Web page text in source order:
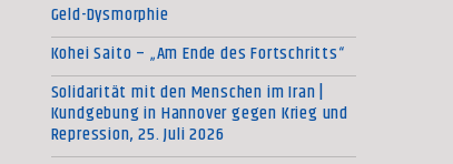
Geld-Dysmorphie
Kohei Saito – „Am Ende des Fortschritts“
Solidarität mit den Menschen im Iran |
Kundgebung in Hannover gegen Krieg und
Repression, 25. Juli 2026